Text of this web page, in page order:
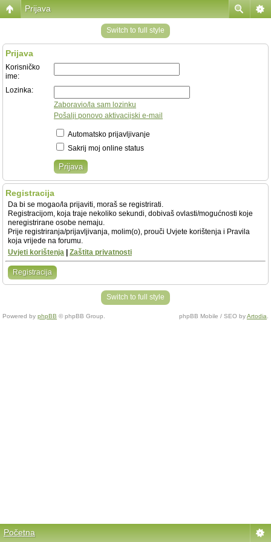
Prijava
Switch to full style
Prijava
Korisničko
ime:
Lozinka:
Zaboravio/la sam lozinku
Pošalji ponovo aktivacijski e-mail
Automatsko prijavljivanje
Sakrij moj online status
Registracija
Da bi se mogao/la prijaviti, moraš se registrirati.
Registracijom, koja traje nekoliko sekundi, dobivaš ovlasti/mogućnosti koje
neregistrirane osobe nemaju.
Prije registriranja/prijavljivanja, molim(o), prouči Uvjete korištenja i Pravila
koja vrijede na forumu.
Uvjeti korištenja
Zaštita privatnosti
Registracija
Switch to full style
Powered by phpBB © phpBB Group. phpBB Mobile / SEO byArtodia
Početna